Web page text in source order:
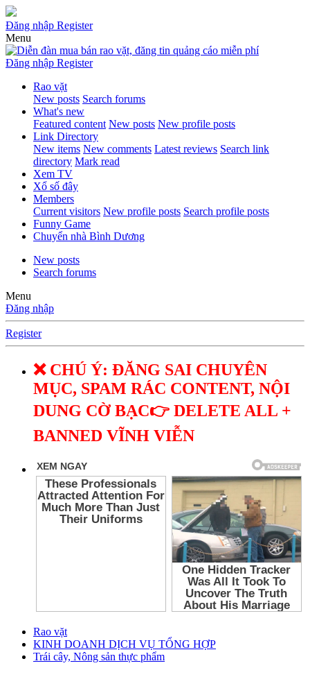
Đăng nhập Register
Menu
Đăng nhập Register
Rao vặt
New posts Search forums
What's new
Featured content New posts New profile posts
Link Directory
New items New comments Latest reviews Search link
directory Mark read
Xem TV
Xổ số đây
Members
Current visitors New profile posts Search profile posts
Funny Game
Chuyển nhà Bình Dương
New posts
Search forums
Menu
Đăng nhập
Register
❌ CHÚ Ý: ĐĂNG SAI CHUYÊN
MỤC, SPAM RÁC CONTENT, NỘI
DUNG CỜ BẠC👉 DELETE ALL +
BANNED VĨNH VIỄN
Rao vặt
KINH DOANH DỊCH VỤ TỔNG HỢP
Trái cây, Nông sản thực phẩm